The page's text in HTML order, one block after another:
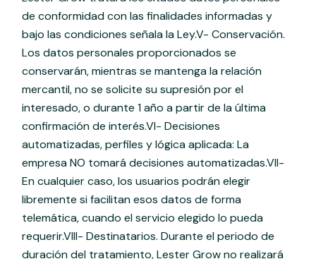
de conformidad con las finalidades informadas y
bajo las condiciones señala la Ley.V- Conservación.
Los datos personales proporcionados se
conservarán, mientras se mantenga la relación
mercantil, no se solicite su supresión por el
interesado, o durante 1 año a partir de la última
confirmación de interés.VI- Decisiones
automatizadas, perfiles y lógica aplicada: La
empresa NO tomará decisiones automatizadas.VII-
En cualquier caso, los usuarios podrán elegir
libremente si facilitan esos datos de forma
telemática, cuando el servicio elegido lo pueda
requerir.VIII- Destinatarios. Durante el periodo de
duración del tratamiento, Lester Grow no realizará